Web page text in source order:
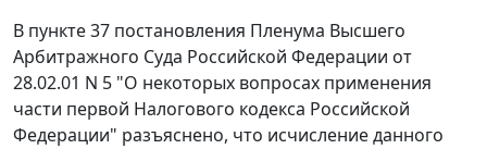
В пункте 37 постановления Пленума Высшего
Арбитражного Суда Российской Федерации от
28.02.01 N 5 "О некоторых вопросах применения
части первой Налогового кодекса Российской
Федерации" разъяснено, что исчисление данного